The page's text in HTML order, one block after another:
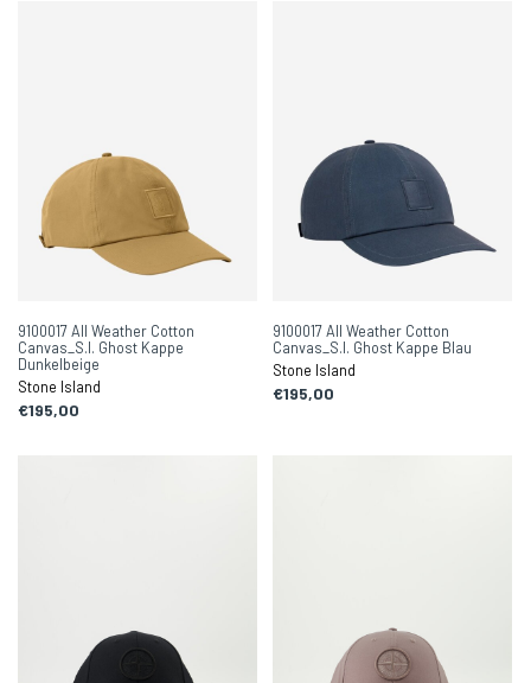
9100017 All Weather Cotton
Canvas_S.I. Ghost Kappe
Dunkelbeige
Stone Island
€195,00
9100017 All Weather Cotton
Canvas_S.I. Ghost Kappe Blau
Stone Island
€195,00